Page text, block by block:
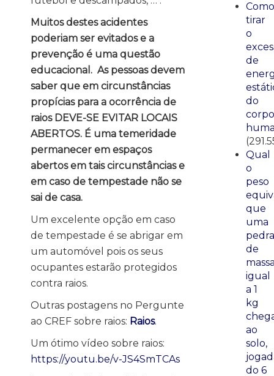
Muitos destes acidentes
poderiam ser evitados e a
prevenção é uma questão
educacional. As pessoas devem
saber que em circunstâncias
propícias para a ocorrência de
raios DEVE-SE EVITAR LOCAIS
ABERTOS. É uma temeridade
permanecer em espaços
abertos em tais circunstâncias e
em caso de tempestade não se
sai de casa.
Um excelente opção em caso
de tempestade é se abrigar em
um automóvel pois os seus
ocupantes estarão protegidos
contra raios.
Outras postagens no Pergunte
ao CREF sobre raios: Raios.
Um ótimo vídeo sobre raios:
https://youtu.be/v-JS4SmTCAs
Como
tirar
o
de
do
corpo
Qual
o
peso
que
uma
pedra
de
igual
a 1
kg
ao
solo,
do 6